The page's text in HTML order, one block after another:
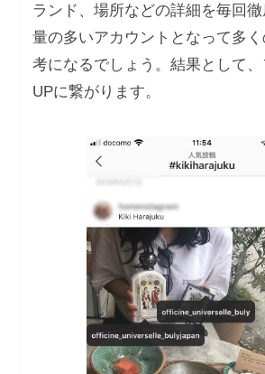
ランド、場所などの詳細を毎回
量の多いアカウントとなって多
考になるでしょう。結果として
UPに繋がります。